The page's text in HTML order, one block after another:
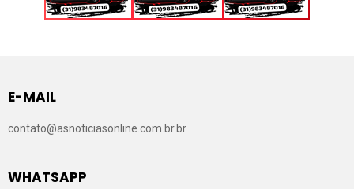
E-MAIL
contato@asnoticiasonline.com.br.br
WHATSAPP